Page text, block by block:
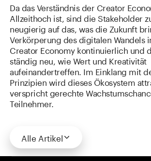
Da das Verständnis der Creator
Allzeithoch ist, sind die Stakeholder
neugierig auf das, was die Zukunft
Verkörperung des digitalen Wandels
Creator Economy kontinuierlich und
ständig neu, wie Wert und Kreativität
aufeinandertreffen. Im Einklang mit
Prinzipien wird dieses Ökosystem
verspricht gerechte
Teilnehmer.
Alle Artikel